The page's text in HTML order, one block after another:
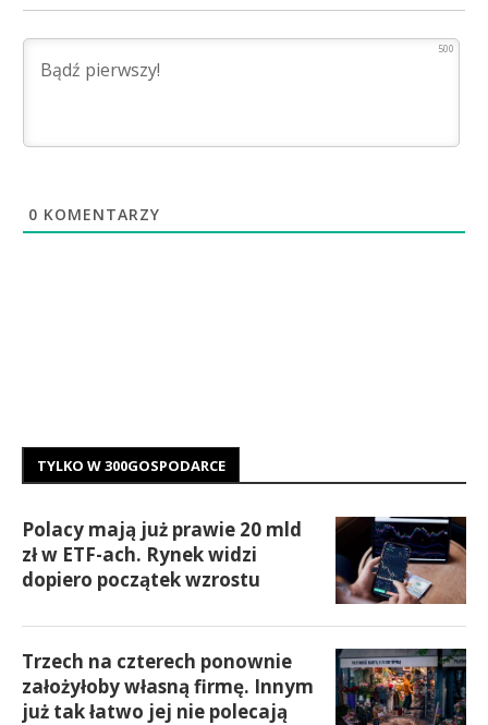
500
0 KOMENTARZY
TYLKO W 300GOSPODARCE
Polacy mają już prawie 20 mld
zł w ETF-ach. Rynek widzi
dopiero początek wzrostu
Trzech na czterech ponownie
założyłoby własną firmę. Innym
już tak łatwo jej nie polecają